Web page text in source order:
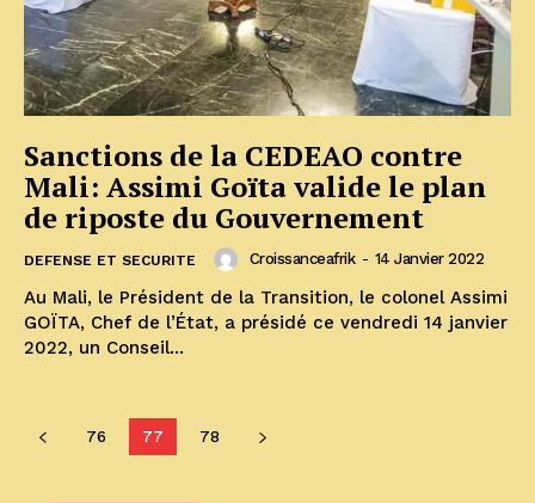
Sanctions de la CEDEAO contre
Mali: Assimi Goïta valide le plan
de riposte du Gouvernement
DEFENSE ET SECURITE Croissanceafrik - 14 Janvier 2022
Au Mali, le Président de la Transition, le colonel Assimi
GOÏTA, Chef de l’État, a présidé ce vendredi 14 janvier
2022, un Conseil...
76 77 78